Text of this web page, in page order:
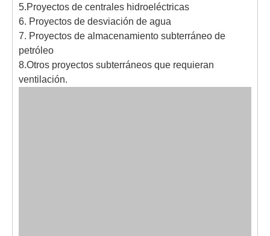
5.Proyectos de centrales hidroeléctricas
6. Proyectos de desviación de agua
7. Proyectos de almacenamiento subterráneo de
petróleo
8.Otros proyectos subterráneos que requieran
ventilación.